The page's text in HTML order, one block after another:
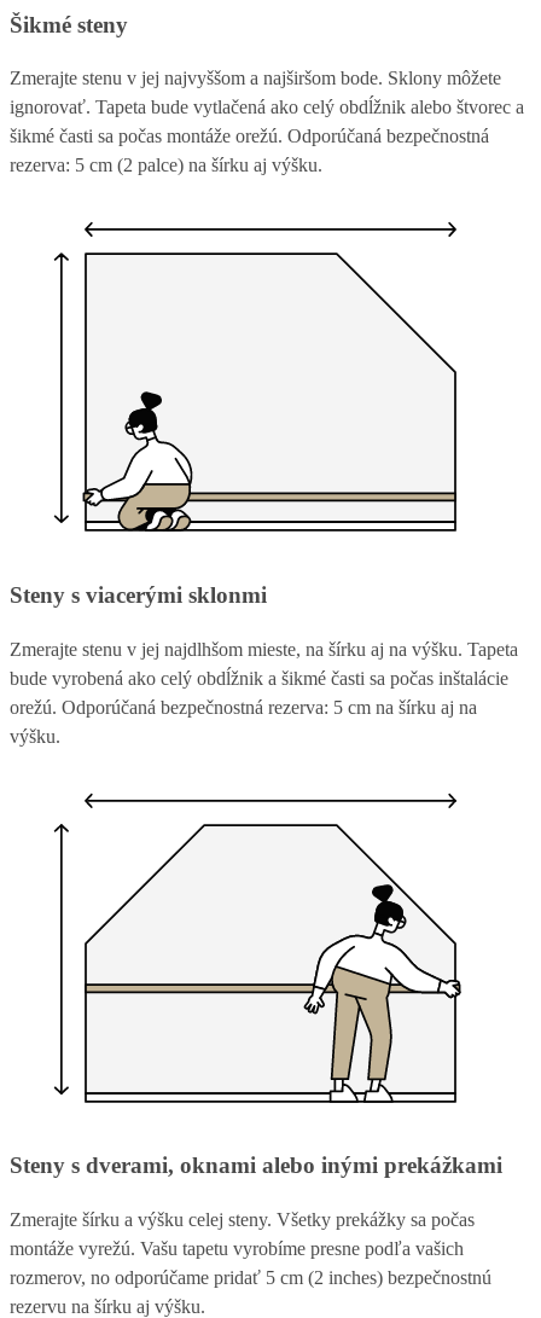
Šikmé steny
Zmerajte stenu v jej najvyššom a najširšom bode. Sklony môžete
ignorovať. Tapeta bude vytlačená ako celý obdĺžnik alebo štvorec a
šikmé časti sa počas montáže orežú. Odporúčaná bezpečnostná
rezerva: 5 cm (2 palce) na šírku aj výšku.
Steny s viacerými sklonmi
Zmerajte stenu v jej najdlhšom mieste, na šírku aj na výšku. Tapeta
bude vyrobená ako celý obdĺžnik a šikmé časti sa počas inštalácie
orežú. Odporúčaná bezpečnostná rezerva: 5 cm na šírku aj na
výšku.
Steny s dverami, oknami alebo inými prekážkami
Zmerajte šírku a výšku celej steny. Všetky prekážky sa počas
montáže vyrežú. Vašu tapetu vyrobíme presne podľa vašich
rozmerov, no odporúčame pridať 5 cm (2 inches) bezpečnostnú
rezervu na šírku aj výšku.